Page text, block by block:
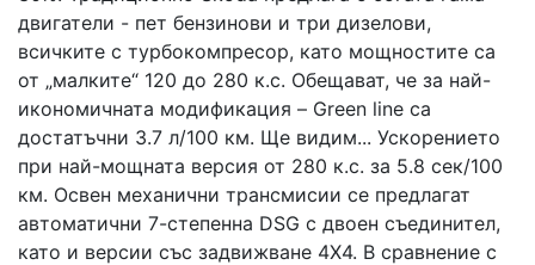
двигатели - пет бензинови и три дизелови,
всичките с турбокомпресор, като мощностите са
от „малките“ 120 до 280 к.с. Обещават, че за най-
икономичната модификация – Green line са
достатъчни 3.7 л/100 км. Ще видим... Ускорението
при най-мощната версия от 280 к.с. за 5.8 сек/100
км. Освен механични трансмисии сe предлагат
автоматични 7-степенна DSG с двоен съединител,
като и версии със задвижване 4Х4. В сравнение с